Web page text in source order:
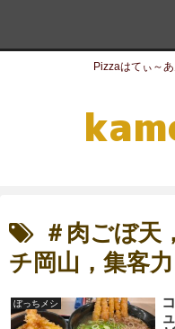
Pizzaはてぃ～
＃肉ごぼ天
チ岡山，集客
ぼっちメシ